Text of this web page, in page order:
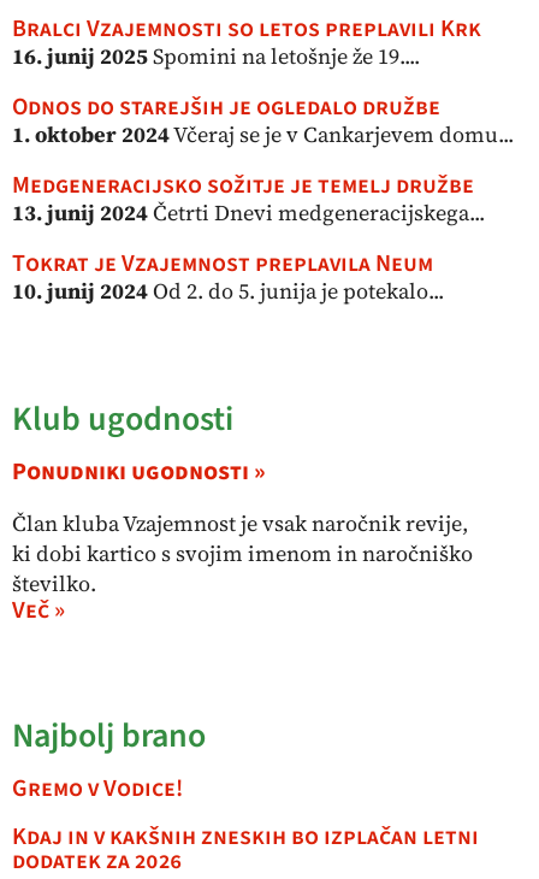
Bralci Vzajemnosti so letos preplavili Krk
16. junij 2025Spomini na letošnje že 19....
Odnos do starejših je ogledalo družbe
1. oktober 2024Včeraj se je v Cankarjevem domu...
Medgeneracijsko sožitje je temelj družbe
13. junij 2024Četrti Dnevi medgeneracijskega...
Tokrat je Vzajemnost preplavila Neum
10. junij 2024Od 2. do 5. junija je potekalo...
Klub ugodnosti
Ponudniki ugodnosti »
Član kluba Vzajemnost je vsak naročnik revije,
ki dobi kartico s svojim imenom in naročniško
številko.
Več »
Najbolj brano
Gremo v Vodice!
Kdaj in v kakšnih zneskih bo izplačan letni
dodatek za 2026